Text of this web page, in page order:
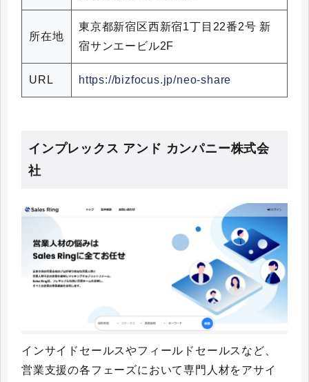
所在地
東京都新宿区西新宿1丁目22番2号 新
宿サンエービル2F
URL https://bizfocus.jp/neo-share
インプレックス アンド カンパニー株式会
社
インサイドセールスやフィールドセールスなど、
営業支援の各フェーズにおいて専門人材をアサイ